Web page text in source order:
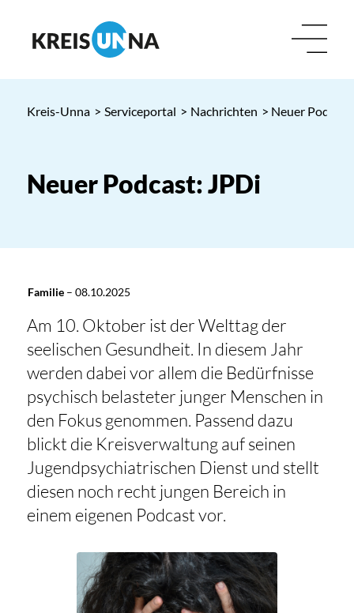
Kreis-Unna > Serviceportal > Nachrichten > Neuer
Neuer Podcast: JPDi
Familie– 08.10.2025
Am 10. Oktober ist der Welttag der
seelischen Gesundheit. In diesem Jahr
werden dabei vor allem die Bedürfnisse
psychisch belasteter junger Menschen in
den Fokus genommen. Passend dazu
blickt die Kreisverwaltung auf seinen
Jugendpsychiatrischen Dienst und stellt
diesen noch recht jungen Bereich in
einem eigenen Podcast vor.